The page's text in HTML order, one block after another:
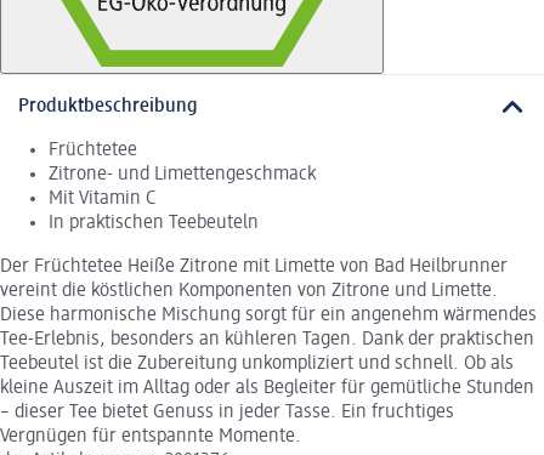
Produktbeschreibung
Früchtetee
Zitrone- und Limettengeschmack
Mit Vitamin C
In praktischen Teebeuteln
Der Früchtetee Heiße Zitrone mit Limette von Bad Heilbrunner
vereint die köstlichen Komponenten von Zitrone und Limette.
Diese harmonische Mischung sorgt für ein angenehm wärmendes
Tee-Erlebnis, besonders an kühleren Tagen. Dank der praktischen
Teebeutel ist die Zubereitung unkompliziert und schnell. Ob als
kleine Auszeit im Alltag oder als Begleiter für gemütliche Stunden
– dieser Tee bietet Genuss in jeder Tasse. Ein fruchtiges
Vergnügen für entspannte Momente.